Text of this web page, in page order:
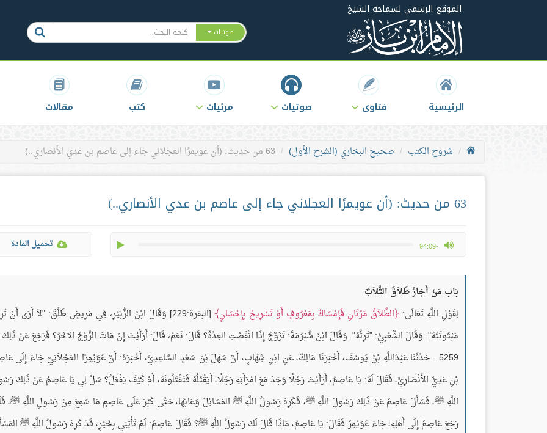
الموقع الرسمي لسماحة الشيخ
صوتيات
الرئيسية فتاوى صوتيات مرئيات كتب مقالات
شروح الكتب صحيح البخاري (الشرح الأول) 63 من حديث: (أن عويمرًا العجلاني جاء إلى عاصم بن عدي الأنصاري..)
63 من حديث: (أن عويمرًا العجلاني جاء إلى عاصم بن عدي الأنصاري..)
-94:09
max volume تحميل المادة
بَاب مَنْ أَجَازَ طَلاَقَ الثَّلاَثِ
لِقَوْلِ اللَّهِ تَعَالَى: الطَّلاَقُ مَرَّتَانِ فَإِمْسَاكٌ بِمَعْرُوفٍ أَوْ تَسْرِيحٌ بِإِحْسَانٍ
[البقرة:229] وَقَالَ ابْنُ الزُّبَيْرِ، فِي مَرِيضٍ طَلَّقَ: "لاَ أَرَى أَنْ
مَبْتُوتَتُهُ". وَقَالَ الشَّعْبِيُّ: "تَرِثُهُ". وَقَالَ ابْنُ شُبْرُمَةَ: تَزَوَّجُ إِذَا انْقَضَتِ العِدَّةُ؟ قَالَ: نَعَمْ، قَالَ: أَرَأَيْتَ إِنْ مَاتَ الزَّوْجُ الآخَرُ؟ فَرَجَعَ عَنْ ذَلِكَ.
5259 - حَدَّثَنَا عَبْدُاللَّهِ بْنُ يُوسُفَ، أَخْبَرَنَا مَالِكٌ، عَنِ ابْنِ شِهَابٍ، أَنَّ سَهْلَ بْنَ سَعْدٍ السَّاعِدِيَّ، أَخْبَرَهُ: أَنَّ عُوَيْمِرًا العَجْلاَنِيَّ جَاءَ إِلَى
بْنِ عَدِيٍّ الأَنْصَارِيِّ، فَقَالَ لَهُ: يَا عَاصِمُ، أَرَأَيْتَ رَجُلًا وَجَدَ مَعَ امْرَأَتِهِ رَجُلًا، أَيَقْتُلُهُ فَتَقْتُلُونَهُ، أَمْ كَيْفَ يَفْعَلُ؟ سَلْ لِي يَا عَاصِمُ عَنْ ذَلِكَ
اللَّهِ ﷺ، فَسَأَلَ عَاصِمٌ عَنْ ذَلِكَ رَسُولَ اللَّهِ ﷺ، فَكَرِهَ رَسُولُ اللَّهِ ﷺ المَسَائِلَ وَعَابَهَا، حَتَّى كَبُرَ عَلَى عَاصِمٍ مَا سَمِعَ مِنْ رَسُولِ اللَّهِ ﷺ،
رَجَعَ عَاصِمٌ إِلَى أَهْلِهِ، جَاءَ عُوَيْمِرٌ فَقَالَ: يَا عَاصِمُ، مَاذَا قَالَ لَكَ رَسُولُ اللَّهِ ﷺ؟ فَقَالَ عَاصِمٌ: لَمْ تَأْتِنِي بِخَيْرٍ، قَدْ كَرِهَ رَسُولُ اللَّهِ ﷺ